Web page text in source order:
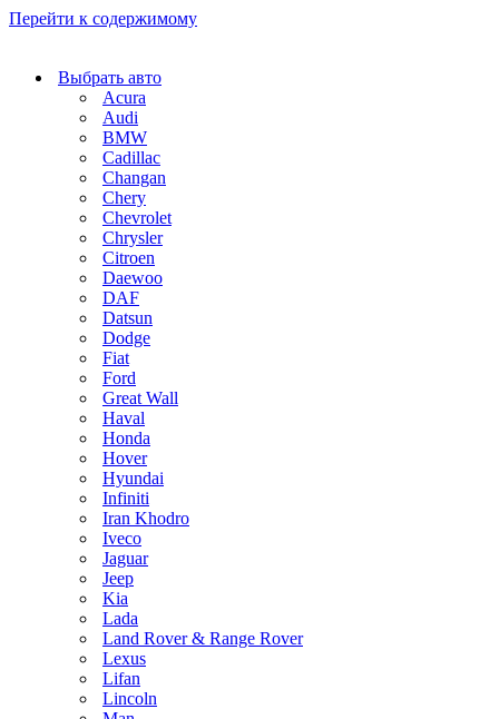
Перейти к содержимому
Выбрать авто
Acura
Audi
BMW
Cadillac
Changan
Chery
Chevrolet
Chrysler
Citroen
Daewoo
DAF
Datsun
Dodge
Fiat
Ford
Great Wall
Haval
Honda
Hover
Hyundai
Infiniti
Iran Khodro
Iveco
Jaguar
Jeep
Kia
Lada
Land Rover & Range Rover
Lexus
Lifan
Lincoln